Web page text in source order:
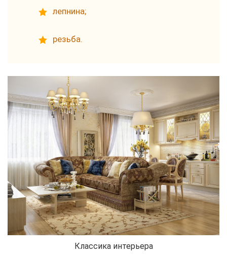
лепнина;
резьба.
Классика интерьера